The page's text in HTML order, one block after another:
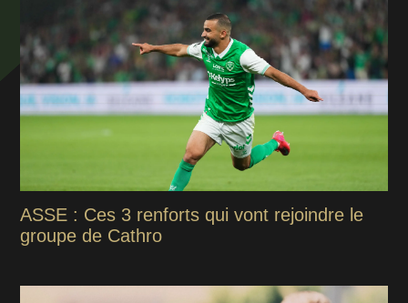
ASSE : Ces 3 renforts qui vont rejoindre le
groupe de Cathro